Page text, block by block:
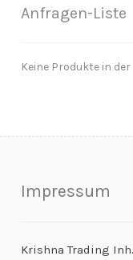
Anfragen-Liste
Keine Produkte in
Impressum
Krishna Trading